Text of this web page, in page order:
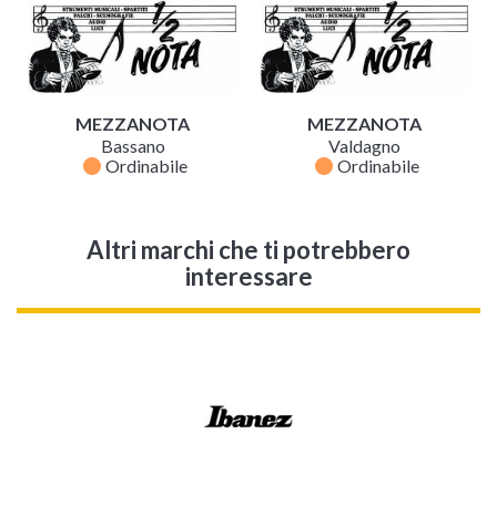
MEZZANOTA
Bassano
fiber_manual_record Ordinabile
MEZZANOTA
Valdagno
fiber_manual_record Ordinabile
Altri marchi che ti potrebbero
interessare